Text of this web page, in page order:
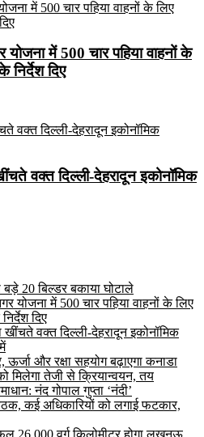
में 500 चार पहिया वाहनों के
निर्देश दिए
वक्त दिल्ली-देहरादून इकोनॉमिक
20 बिल्डर बकाया घोटाले
योजना में 500 चार पहिया वाहनों के लिए
दिए
वक्त दिल्ली-देहरादून इकोनॉमिक
ऊर्जा और रक्षा सहयोग बढ़ाएगा कनाडा
मिलेगा तेजी से क्रियान्वयन, तय
नंद गोपाल गुप्ता ‘नंदी’
कई अधिकारियों को लगाई फटकार,
26,000 वर्ग किलोमीटर होगा लखनऊ